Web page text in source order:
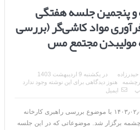
و پنجمین جلسه هفتگی
مواد کاشی‌گر (بررسی
مولیبدن مجتمع مس
در یکشنبه 9 اردیبهشت 1403
هنوز دیدگاهی برای این نوشته وجود ندارد
ایمیل
این جلسه که در مورخ ۱۴۰۳٫۰۲٫۰۶ با موضوع بررسی راهبری کارخانه
برگزار شد. موضوعاتی که در این جلسه